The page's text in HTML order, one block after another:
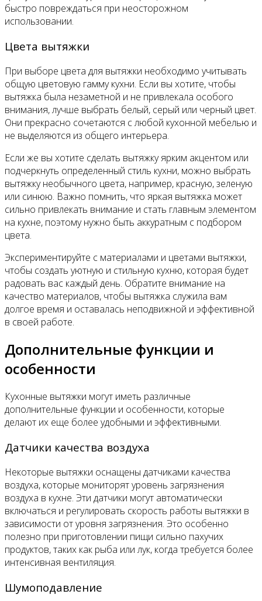
быстро повреждаться при неосторожном
использовании.
Цвета вытяжки
При выборе цвета для вытяжки необходимо учитывать
общую цветовую гамму кухни. Если вы хотите, чтобы
вытяжка была незаметной и не привлекала особого
внимания, лучше выбрать белый, серый или черный цвет.
Они прекрасно сочетаются с любой кухонной мебелью и
не выделяются из общего интерьера.
Если же вы хотите сделать вытяжку ярким акцентом или
подчеркнуть определенный стиль кухни, можно выбрать
вытяжку необычного цвета, например, красную, зеленую
или синюю. Важно помнить, что яркая вытяжка может
сильно привлекать внимание и стать главным элементом
на кухне, поэтому нужно быть аккуратным с подбором
цвета.
Экспериментируйте с материалами и цветами вытяжки,
чтобы создать уютную и стильную кухню, которая будет
радовать вас каждый день. Обратите внимание на
качество материалов, чтобы вытяжка служила вам
долгое время и оставалась неподвижной и эффективной
в своей работе.
Дополнительные функции и
особенности
Кухонные вытяжки могут иметь различные
дополнительные функции и особенности, которые
делают их еще более удобными и эффективными.
Датчики качества воздуха
Некоторые вытяжки оснащены датчиками качества
воздуха, которые мониторят уровень загрязнения
воздуха в кухне. Эти датчики могут автоматически
включаться и регулировать скорость работы вытяжки в
зависимости от уровня загрязнения. Это особенно
полезно при приготовлении пищи сильно пахучих
продуктов, таких как рыба или лук, когда требуется более
интенсивная вентиляция.
Шумоподавление